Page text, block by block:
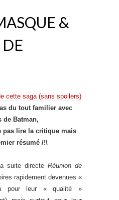
&
cette saga (sans spoilers)
du tout familier avec
de Batman,
pas lire la critique mais
résumé /!\
suite directe Réunion de
rapidement devenues «
pour leur « qualité »